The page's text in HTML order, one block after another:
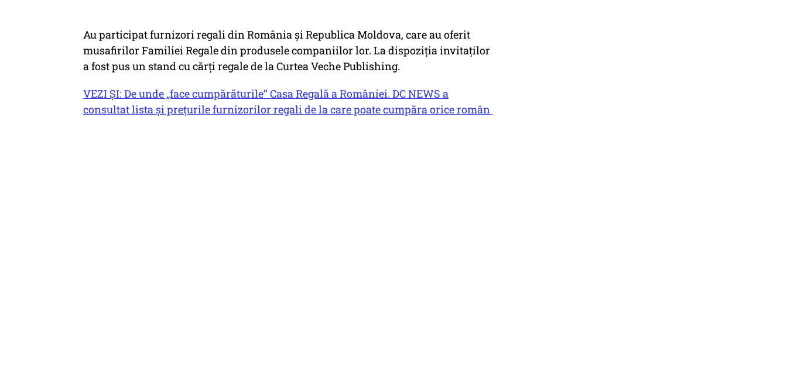
Au participat furnizori regali din România și Republica Moldova, care au oferit
musafirilor Familiei Regale din produsele companiilor lor. La dispoziția invitaților
a fost pus un stand cu cărți regale de la Curtea Veche Publishing.
VEZI ȘI: De unde „face cumpărăturile” Casa Regală a României. DC NEWS a
consultat lista și prețurile furnizorilor regali de la care poate cumpăra orice român